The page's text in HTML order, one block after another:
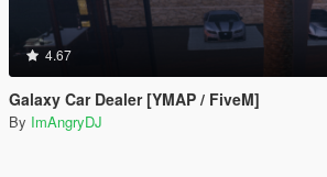
4.67
Galaxy Car Dealer [YMAP / FiveM]
By ImAngryDJ